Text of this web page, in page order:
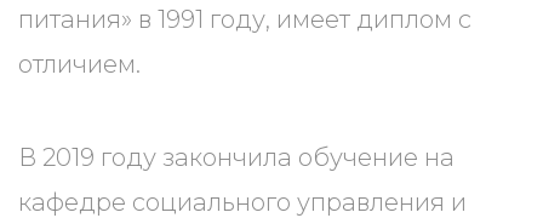
питания» в 1991 году, имеет диплом с
отличием.
В 2019 году закончила обучение на
кафедре социального управления и